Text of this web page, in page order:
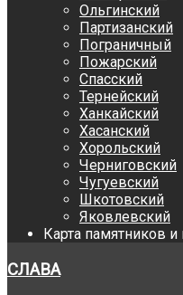
Ольгинский
Партизанский
Пограничный
Пожарский
Спасский
Тернейский
Ханкайский
Хасанский
Хорольский
Черниговский
Чугуевский
Шкотовский
Яковлевский
Карта памятников
СЛАВА